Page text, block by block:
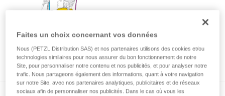
Utilisation d’ASAP et ASAP LOCK à
l’approche d’un obstacle ou du sol
Faites un choix concernant vos données
Nous (PETZL Distribution SAS) et nos partenaires utilisons des cookies et/ou
technologies similaires pour nous assurer du bon fonctionnement de notre
Site, pour personnaliser notre contenu et nos publicités, et pour analyser notre
trafic. Nous partageons également des informations, quant à votre navigation
sur notre Site, avec nos partenaires analytiques, publicitaires et de réseaux
sociaux afin de personnaliser nos publicités. Dans le cas où vous les